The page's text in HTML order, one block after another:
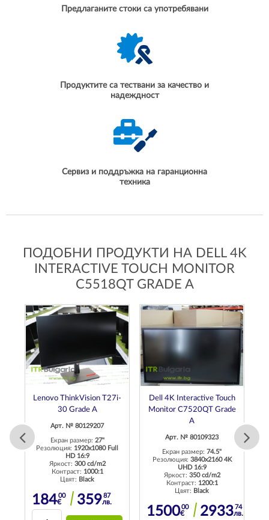
Предлаганите стоки са употребявани
Продуктите са тествани за качество и
надеждност
Сервиз и поддръжка на гаранционна
техника
ПОДОБНИ ПРОДУКТИ НА DELL 4K
INTERACTIVE TOUCH MONITOR
C5518QT GRADE A
Lenovo ThinkVision T27i-
30 Grade A
Арт. № 80129207
Екран размер: 27"
Резолюция: 1920x1080 Full
HD 16:9
Яркост: 300 cd/m2
Контраст: 1000:1
Цвят: Black
18400
€ 35987
лв.
Dell 4K Interactive Touch
Monitor C7520QT Grade
A
Арт. № 80109323
Екран размер: 74.5"
Резолюция: 3840x2160 4K
UHD 16:9
Яркост: 350 cd/m2
Контраст: 1200:1
Цвят: Black
150000
€ 293374
лв.